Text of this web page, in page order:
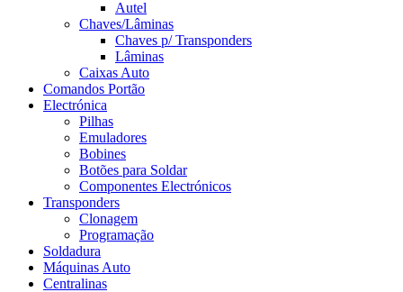
Autel
Chaves/Lâminas
Chaves p/ Transponders
Lâminas
Caixas Auto
Comandos Portão
Electrónica
Pilhas
Emuladores
Bobines
Botões para Soldar
Componentes Electrónicos
Transponders
Clonagem
Programação
Soldadura
Máquinas Auto
Centralinas